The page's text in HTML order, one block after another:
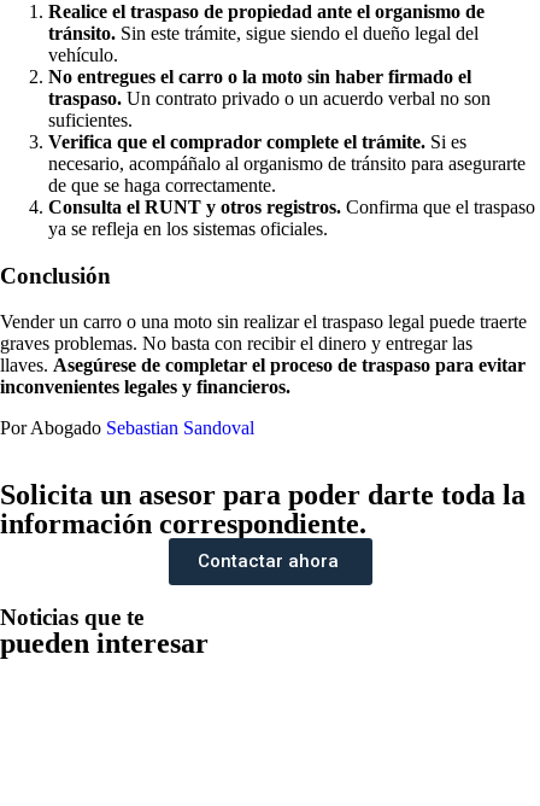
Realice el traspaso de propiedad ante el organismo de
tránsito. Sin este trámite, sigue siendo el dueño legal del
vehículo.
No entregues el carro o la moto sin haber firmado el
traspaso. Un contrato privado o un acuerdo verbal no son
suficientes.
Verifica que el comprador complete el trámite. Si es
necesario, acompáñalo al organismo de tránsito para asegurarte
de que se haga correctamente.
Consulta el RUNT y otros registros. Confirma que el traspaso
ya se refleja en los sistemas oficiales.
Conclusión
Vender un carro o una moto sin realizar el traspaso legal puede traerte
graves problemas. No basta con recibir el dinero y entregar las
llaves. Asegúrese de completar el proceso de traspaso para evitar
inconvenientes legales y financieros.
Por Abogado Sebastian Sandoval
Solicita un asesor para poder darte toda la
información correspondiente.
Contactar ahora
Noticias que te
pueden interesar